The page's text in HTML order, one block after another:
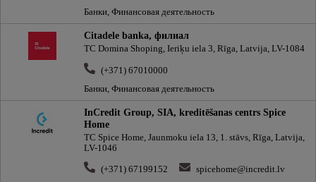
Банки, Финансовая деятельность
Citadele banka, филиал
TC Domina Shoping, Ieriķu iela 3, Rīga, Latvija, LV-1084
(+371) 67010000
Банки, Финансовая деятельность
InCredit Group, SIA, kreditēšanas centrs Spice
Home
TC Spice Home, Jaunmoku iela 13, 1. stāvs, Rīga, Latvija,
LV-1046
(+371) 67199152
spicehome@incredit.lv